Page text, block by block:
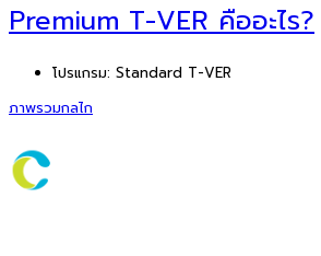
Premium T-VER คืออะไร?
โปรแกรม: Standard T-VER
ภาพรวมกลไก